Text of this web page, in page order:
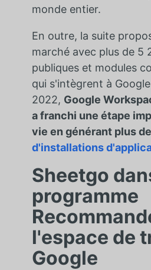
monde entier.
En outre, la suite
marché avec plus de 5
publiques et modules
qui s'intègrent à
2022, Google
a franchi une étape
vie en générant plus de
d'installations
Sheetgo
programme
l'espace de
Google